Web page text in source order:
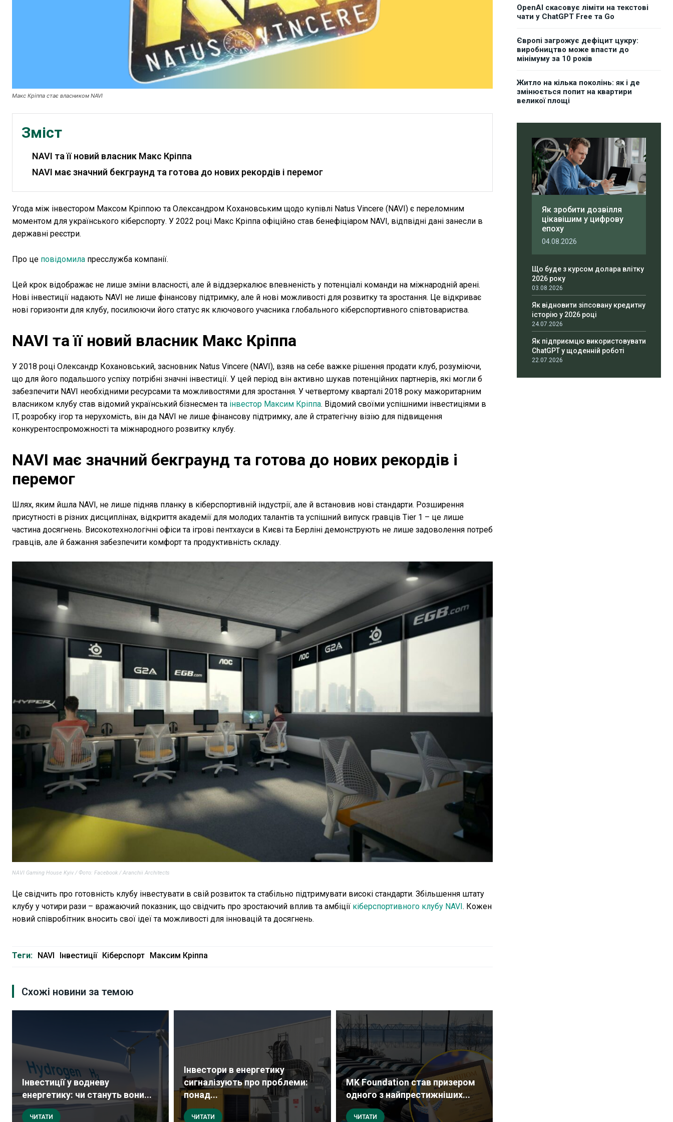
Макс Кріппа стає власником NAVI
Зміст
NAVI та її новий власник Макс Кріппа
NAVI має значний бекграунд та готова до нових рекордів і перемог
Угода між інвестором Максом Кріппою та Олександром Кохановським щодо купівлі Natus Vincere (NAVI) є переломним
моментом для українського кіберспорту. У 2022 році Макс Кріппа офіційно став бенефіціаром NAVI, відпвідні дані занесли в
державні реєстри.
Про це повідомила пресслужба компанії.
Цей крок відображає не лише зміни власності, але й віддзеркалює впевненість у потенціалі команди на міжнародній арені.
Нові інвестиції надають NAVI не лише фінансову підтримку, але й нові можливості для розвитку та зростання. Це відкриває
нові горизонти для клубу, посилюючи його статус як ключового учасника глобального кіберспортивного співтовариства.
NAVI та її новий власник Макс Кріппа
У 2018 році Олександр Кохановський, засновник Natus Vincere (NAVI), взяв на себе важке рішення продати клуб, розуміючи,
що для його подальшого успіху потрібні значні інвестиції. У цей період він активно шукав потенційних партнерів, які могли б
забезпечити NAVI необхідними ресурсами та можливостями для зростання. У четвертому кварталі 2018 року мажоритарним
власником клубу став відомий український бізнесмен та інвестор Максим Кріппа. Відомий своїми успішними інвестиціями в
IT, розробку ігор та нерухомість, він да NAVI не лише фінансову підтримку, але й стратегічну візію для підвищення
конкурентоспроможності та міжнародного розвитку клубу.
NAVI має значний бекграунд та готова до нових рекордів і
перемог
Шлях, яким йшла NAVI, не лише підняв планку в кіберспортивній індустрії, але й встановив нові стандарти. Розширення
присутності в різних дисциплінах, відкриття академії для молодих талантів та успішний випуск гравців Tier 1 – це лише
частина досягнень. Високотехнологічні офіси та ігрові пентхауси в Києві та Берліні демонструють не лише задоволення потреб
гравців, але й бажання забезпечити комфорт та продуктивність складу.
NAVI Gaming House Kyiv / Фото: Facebook / Aranchii Architects
Це свідчить про готовність клубу інвестувати в свій розвиток та стабільно підтримувати високі стандарти. Збільшення штату
клубу у чотири рази – вражаючий показник, що свідчить про зростаючий вплив та амбіції кіберспортивного клубу NAVI . Кожен
новий співробітник вносить свої ідеї та можливості для інновацій та досягнень.
Теги: NAVI Інвестиції Кіберспорт Максим Кріппа
Схожі новини за темою
Інвестиції у водневу
енергетику: чи стануть вони...
ЧИТАТИ
Інвестори в енергетику
сигналізують про проблеми:
понад...
ЧИТАТИ
MK Foundation став призером
одного з найпрестижніших...
ЧИТАТИ
OpenAI скасовує ліміти на текстові
чати у ChatGPT Free та Go
Європі загрожує дефіцит цукру:
виробництво може впасти до
мінімуму за 10 років
Житло на кілька поколінь: як і де
змінюється попит на квартири
великої площі
Як зробити дозвілля
цікавішим у цифрову
епоху
04.08.2026
Що буде з курсом долара влітку
2026 року
03.08.2026
Як відновити зіпсовану кредитну
історію у 2026 році
24.07.2026
Як підприємцю використовувати
ChatGPT у щоденній роботі
22.07.2026